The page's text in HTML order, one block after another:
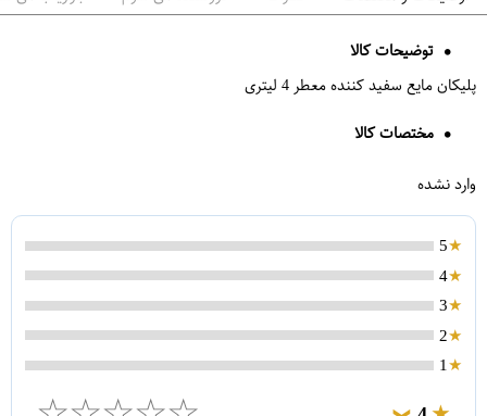
توضیحات کالا
پلیکان مایع سفید کننده معطر 4 لیتری
مختصات کالا
وارد نشده
5
4
3
2
1